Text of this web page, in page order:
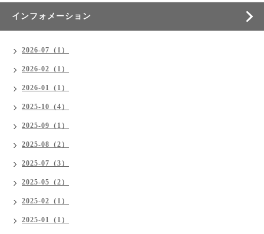
インフォメーション
2026-07（1）
2026-02（1）
2026-01（1）
2025-10（4）
2025-09（1）
2025-08（2）
2025-07（3）
2025-05（2）
2025-02（1）
2025-01（1）